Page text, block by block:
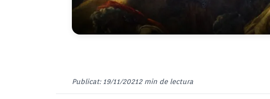
Publicat: 19/11/20212 min de lectura